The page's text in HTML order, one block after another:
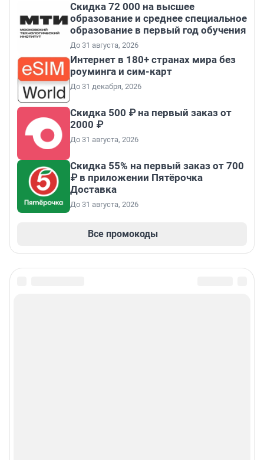
Скидка 72 000 на высшее
образование и среднее специальное
образование в первый год обучения
До 31 августа, 2026
Интернет в 180+ странах мира без
роуминга и сим-карт
До 31 декабря, 2026
Скидка 500 ₽ на первый заказ от
2000 ₽
До 31 августа, 2026
Скидка 55% на первый заказ от 700
₽ в приложении Пятёрочка
Доставка
До 31 августа, 2026
Все промокоды